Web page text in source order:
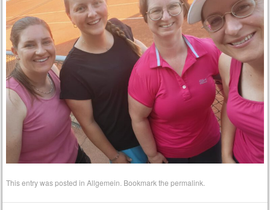
This entry was posted inAllgemein . Bookmark thepermalink